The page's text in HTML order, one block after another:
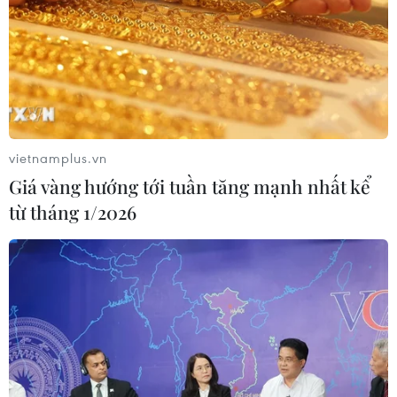
Sang-sik cần giành ngôi đầu bảng?
06/08/2026 11:05
Nhận định Việt Nam vs Campuchia:
'Phù thủy Kim' sẽ xoay tua toan tính
đường dài?
06/08/2026 08:25
HLV Kim Sang-sik: 'Tuyển Việt Nam
hướng tới chiến thắng để giữ ngôi
đầu bảng'
Chủ tịch Liên đoàn Bóng đá thế giới
chịu sức ép chưa từng có
vietnamplus.vn
Giá vàng hướng tới tuần tăng mạnh nhất kể
từ tháng 1/2026